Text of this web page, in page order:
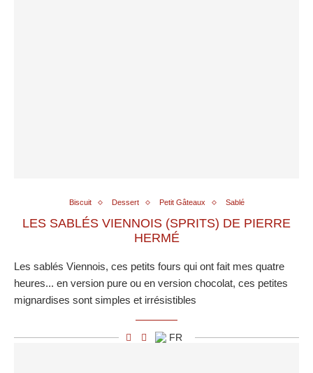
Biscuit Dessert Petit Gâteaux Sablé
LES SABLÉS VIENNOIS (SPRITS) DE PIERRE
HERMÉ
Les sablés Viennois, ces petits fours qui ont fait mes quatre
heures... en version pure ou en version chocolat, ces petites
mignardises sont simples et irrésistibles
FR